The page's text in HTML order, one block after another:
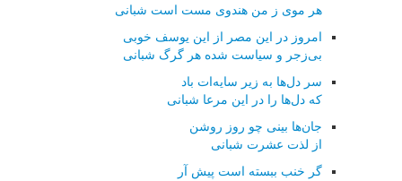
هر موی ز من هندوی مست است شبانی
امروز در این مصر از این یوسف خوبی
بی‌زجر و سیاست شده هر گرگ شبانی
سر دل‌ها به زیر سایه‌ات باد
كه دل‌ها را در این مرعا شبانی
جان‌ها بینی چو روز روشن
از لذت عشرت شبانی
گر خنب ببسته است پیش آر